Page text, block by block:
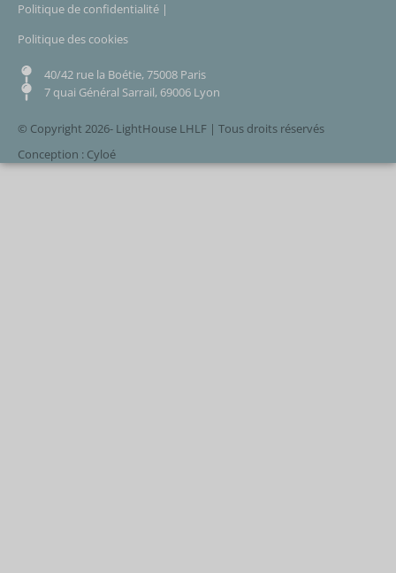
Politique de confidentialité |
Politique des cookies
40/42 rue la Boétie, 75008 Paris
7 quai Général Sarrail, 69006 Lyon
© Copyright 2026- LightHouse LHLF | Tous droits réservés
Conception : Cyloé